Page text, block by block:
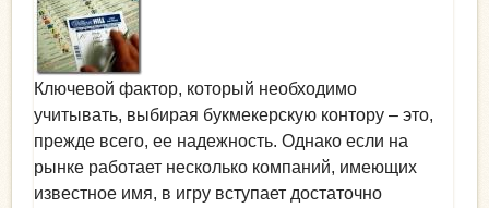
Ключевой фактор, который необходимо
учитывать, выбирая букмекерскую контору – это,
прежде всего, ее надежность. Однако если на
рынке работает несколько компаний, имеющих
известное имя, в игру вступает достаточно